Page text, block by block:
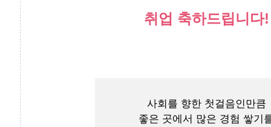
취업 축하드립니다!
사회를 향한 첫걸음인만큼
좋은 곳에서 많은 경험 쌓기